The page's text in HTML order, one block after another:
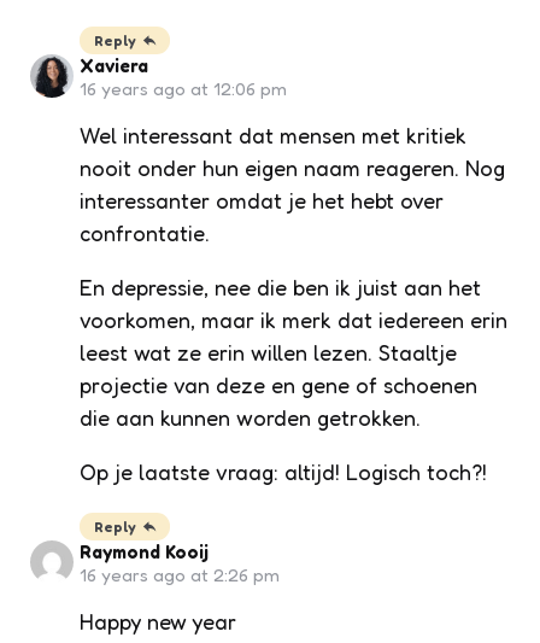
Reply
Xaviera
16 years ago at 12:06 pm
Wel interessant dat mensen met kritiek
nooit onder hun eigen naam reageren. Nog
interessanter omdat je het hebt over
confrontatie.
En depressie, nee die ben ik juist aan het
voorkomen, maar ik merk dat iedereen erin
leest wat ze erin willen lezen. Staaltje
projectie van deze en gene of schoenen
die aan kunnen worden getrokken.
Op je laatste vraag: altijd! Logisch toch?!
Reply
Raymond Kooij
16 years ago at 2:26 pm
Happy new year